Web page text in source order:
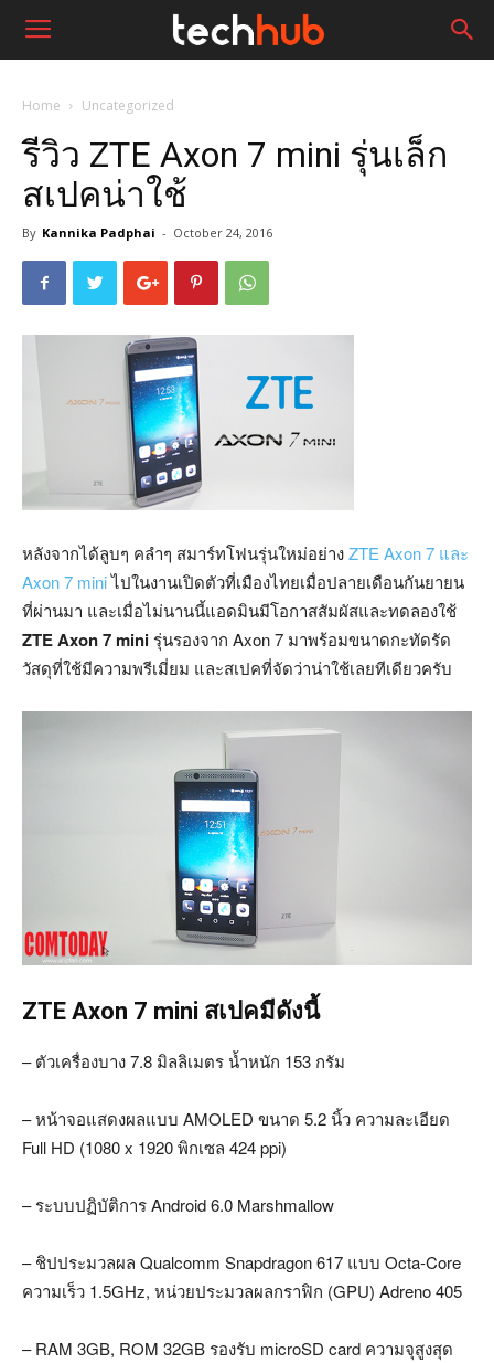
Home Uncategorized
รีวิว ZTE Axon 7 mini รุ่นเล็ก
สเปคน่าใช้
By Kannika Padphai - October 24, 2016
หลังจากได้ลูบๆ คลำๆ สมาร์ทโฟนรุ่นใหม่อย่างZTE Axon 7 และ
Axon 7 miniไปในงานเปิดตัวที่เมืองไทยเมื่อปลายเดือนกันยายน
ที่ผ่านมา และเมื่อไม่นานนี้แอดมินมีโอกาสสัมผัสและทดลองใช้
ZTE Axon 7 mini รุ่นรองจาก Axon 7 มาพร้อมขนาดกะทัดรัด
วัสดุที่ใช้มีความพรีเมี่ยม และสเปคที่จัดว่าน่าใช้เลยทีเดียวครับ
ZTE Axon 7 mini สเปคมีดังนี้
– ตัวเครื่องบาง 7.8 มิลลิเมตร น้ำหนัก 153 กรัม
– หน้าจอแสดงผลแบบ AMOLED ขนาด 5.2 นิ้ว ความละเอียด
Full HD (1080 x 1920 พิกเซล 424 ppi)
– ระบบปฏิบัติการ Android 6.0 Marshmallow
– ชิปประมวลผล Qualcomm Snapdragon 617 แบบ Octa-Core
ความเร็ว 1.5GHz, หน่วยประมวลผลกราฟิก (GPU) Adreno 405
– RAM 3GB, ROM 32GB รองรับ microSD card ความจุสูงสุด